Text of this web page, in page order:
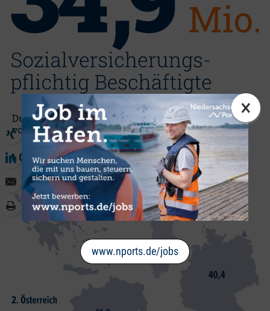
×
www.nports.de/jobs